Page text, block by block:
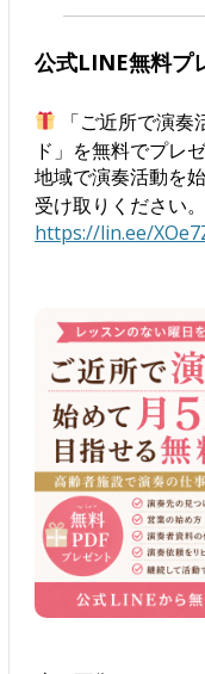
公式LINE無料プ
「ご近所で演
ド」を無料でプレ
地域で演奏活動を
受け取りください。
https://lin.ee/